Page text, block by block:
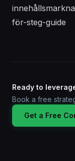
för-steg-guide
Ready to
Book a free
Get a Free